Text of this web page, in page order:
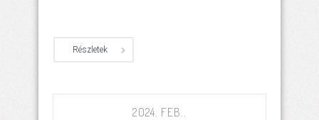
Részletek
2024. FEB..